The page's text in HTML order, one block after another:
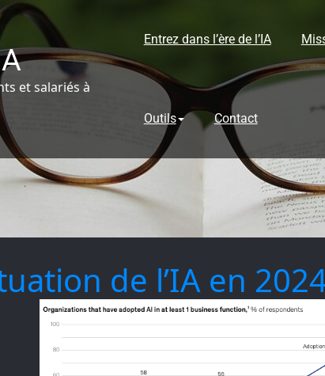
et salariés à
Entrez dans l’ère de l’IA
Outils Contact
de l’IA en